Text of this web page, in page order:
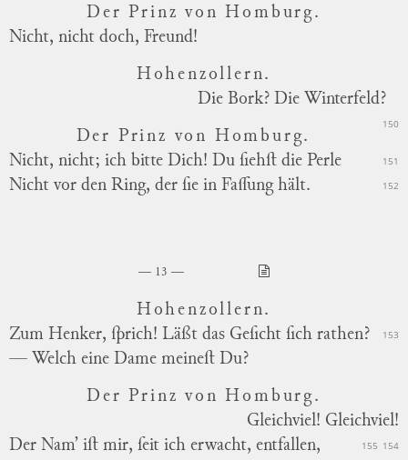
Der Prinz von Homburg.
Nicht, nicht doch, Freund!
Hohenzollern.
Die Bork? Die Winterfeld?
150
Der Prinz von Homburg.
Nicht, nicht; ich bitte Dich! Du ſiehſt die Perle
151
Nicht vor den Ring, der ſie in Faſſung hält. 152
13
Hohenzollern.
Zum Henker, ſprich! Läßt das Geſicht ſich rathen?
153
— Welch eine Dame meineſt Du?
Der Prinz von Homburg.
Gleichviel! Gleichviel!
154
Der Nam’ iſt mir, ſeit ich erwacht, entfallen, 155